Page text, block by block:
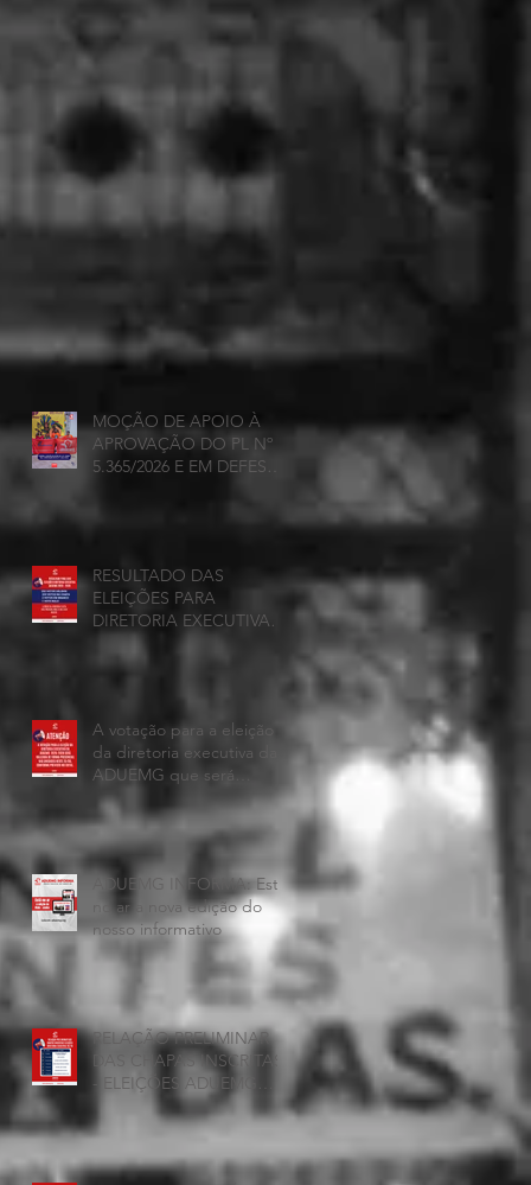
MOÇÃO DE APOIO À
APROVAÇÃO DO PL Nº
5.365/2026 E EM DEFESA
GERAIS
RESULTADO DAS
ELEIÇÕES PARA
DIRETORIA EXECUTIVA
DA ADUEMG 2026-2028
A votação para a eleição
da diretoria executiva da
ADUEMG que será
realizada hoje, 25 de
junho, será presencial nas
unidades.
ADUEMG INFORMA: Esta
no ar a nova edição do
nosso informativo
RELAÇÃO PRELIMINAR
DAS CHAPAS INSCRITAS
- ELEIÇÕES ADUEMG